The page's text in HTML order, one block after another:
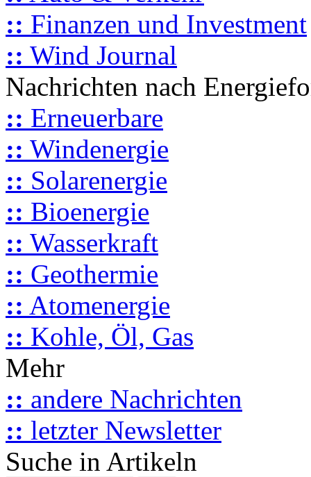
:: Finanzen und Investment
:: Wind Journal
Nachrichten nach
:: Erneuerbare
:: Windenergie
:: Solarenergie
:: Bioenergie
:: Wasserkraft
:: Geothermie
:: Atomenergie
:: Kohle, Öl, Gas
Mehr
:: andere Nachrichten
:: letzter Newsletter
Suche in Artikeln